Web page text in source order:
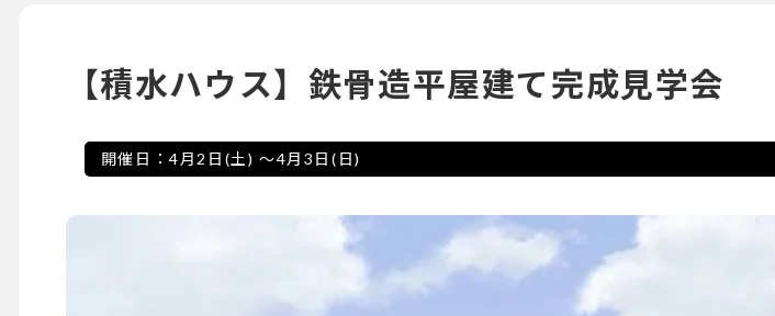
【積水ハウス】鉄骨造平屋建て完成見学会
開催日：4月2日(土) ～4月3日(日)